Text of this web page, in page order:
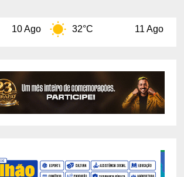
32°C 11 Ago 29°C